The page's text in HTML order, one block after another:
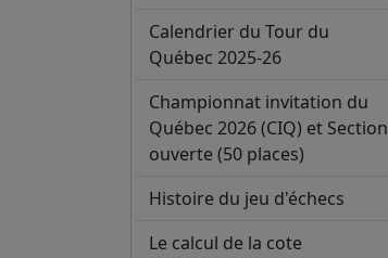
Calendrier du Tour du
Québec 2025-26
Championnat invitation du
Québec 2026 (CIQ) et Section
ouverte (50 places)
Histoire du jeu d'échecs
Le calcul de la cote